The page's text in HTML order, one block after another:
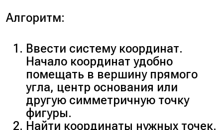
Алгоритм:
Ввести систему координат.
Начало координат удобно
помещать в вершину прямого
угла, центр основания или
другую симметричную точку
фигуры.
Найти координаты нужных точек.